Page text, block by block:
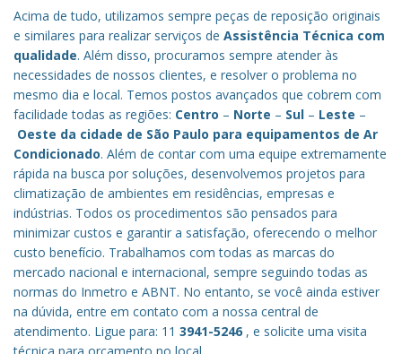
Acima de tudo, utilizamos sempre peças de reposição originais
e similares para realizar serviços de Assistência Técnica com
qualidade. Além disso, procuramos sempre atender às
necessidades de nossos clientes, e resolver o problema no
mesmo dia e local. Temos postos avançados que cobrem com
facilidade todas as regiões: Centro – Norte – Sul – Leste –
Oeste da cidade de São Paulo para equipamentos de Ar
Condicionado. Além de contar com uma equipe extremamente
rápida na busca por soluções, desenvolvemos projetos para
climatização de ambientes em residências, empresas e
indústrias. Todos os procedimentos são pensados para
minimizar custos e garantir a satisfação, oferecendo o melhor
custo benefício. Trabalhamos com todas as marcas do
mercado nacional e internacional, sempre seguindo todas as
normas do Inmetro e ABNT. No entanto, se você ainda estiver
na dúvida, entre em contato com a nossa central de
atendimento. Ligue para: 11 3941-5246 , e solicite uma visita